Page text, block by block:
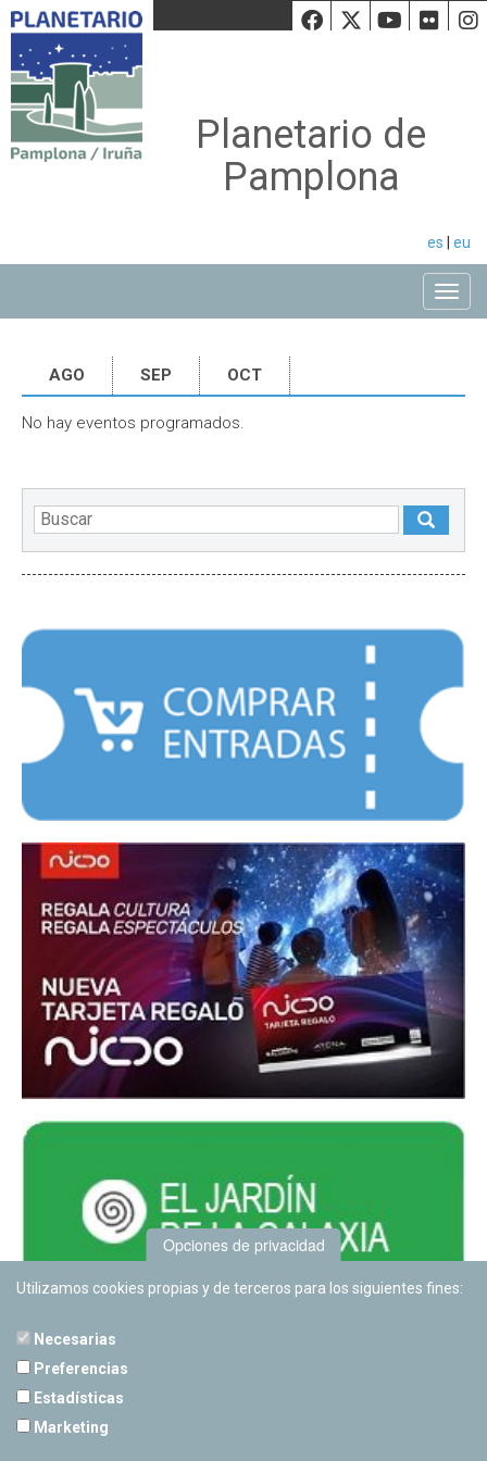
Facebook
Twiiter
Planetario de
Pamplona
es eu
AGO SEP OCT
No hay eventos programados.
Opciones de privacidad
Utilizamos cookies propias y de terceros para los siguientes fines:
Necesarias
Preferencias
Estadísticas
Marketing